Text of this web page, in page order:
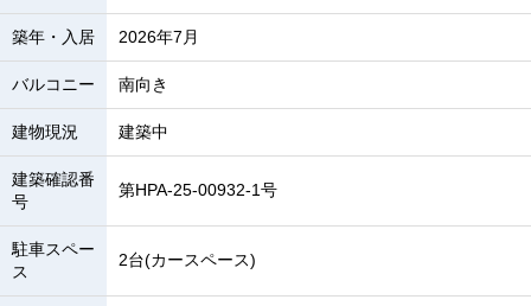
築年・入居 2026年7月
バルコニー 南向き
建物現況 建築中
建築確認番
号
第HPA-25-00932-1号
駐車スペー
ス
2台(カースペース)